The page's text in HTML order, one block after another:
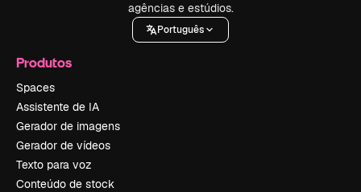
agências e estúdios.
Português
Produtos
Spaces
Assistente de IA
Gerador de imagens
Gerador de vídeos
Texto para voz
Conteúdo de stock